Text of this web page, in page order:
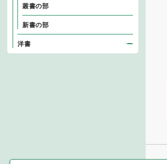
叢書の部
新書の部
洋書